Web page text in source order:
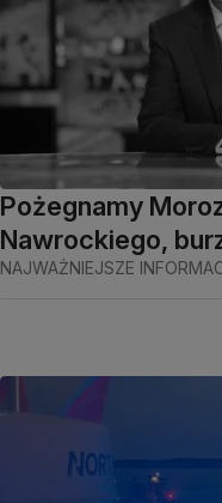
Pożegnamy
Nawrockiego,
NAJWAŻNIEJSZE